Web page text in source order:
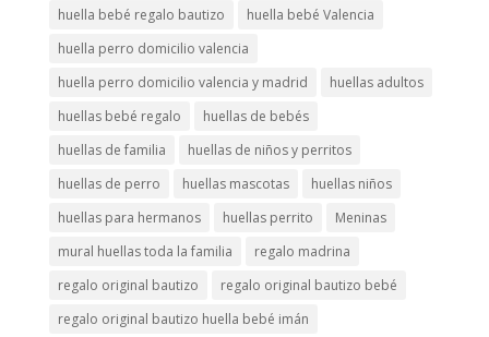
huella bebé regalo bautizo
huella bebé Valencia
huella perro domicilio valencia
huella perro domicilio valencia y madrid
huellas adultos
huellas bebé regalo
huellas de bebés
huellas de familia
huellas de niños y perritos
huellas de perro
huellas mascotas
huellas niños
huellas para hermanos
huellas perrito
Meninas
mural huellas toda la familia
regalo madrina
regalo original bautizo
regalo original bautizo bebé
regalo original bautizo huella bebé imán